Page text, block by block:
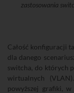
zastosowania
Całość konfiguracji
dla danego
switcha, do których
wirtualnych
powyższej grafiki,